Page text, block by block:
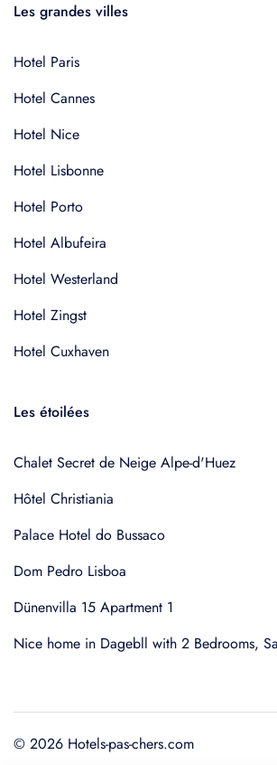
Les grandes villes
Hotel Paris
Hotel Cannes
Hotel Nice
Hotel Lisbonne
Hotel Porto
Hotel Albufeira
Hotel Westerland
Hotel Zingst
Hotel Cuxhaven
Les étoilées
Chalet Secret de Neige Alpe-d'Huez
Hôtel Christiania
Palace Hotel do Bussaco
Dom Pedro Lisboa
Dünenvilla 15 Apartment 1
Nice home in Dagebll with 2 Bedrooms,
© 2026 Hotels-pas-chers.com